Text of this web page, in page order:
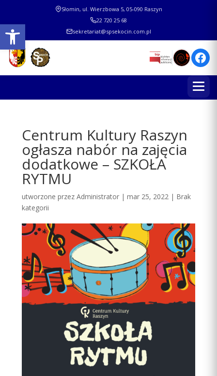
Otwórz pasek narzędzi
Słomin, ul. Wierzbowa 5, 05-090 Raszyn
22 720 25 68
sekretariat@spsekocin.com.pl
Centrum Kultury Raszyn
ogłasza nabór na zajęcia
dodatkowe – SZKOŁA
RYTMU
utworzone przez Administrator| mar 25, 2022| Brak
kategorii